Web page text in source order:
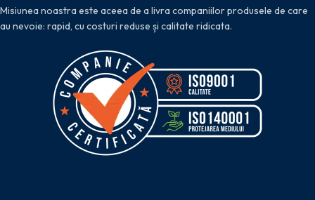
Misiunea noastra este aceea de a livra companiilor produsele de care
au nevoie: rapid, cu costuri reduse și calitate ridicata.